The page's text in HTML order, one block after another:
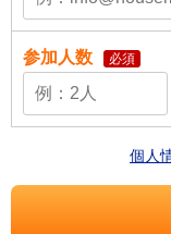
参加人数 必須
個人